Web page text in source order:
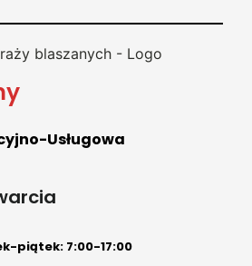
Usługowa
piątek: 7:00-17:00